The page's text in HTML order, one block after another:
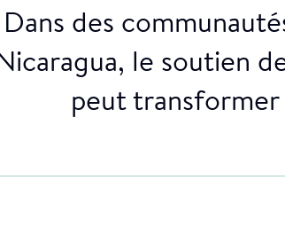
Dans des
le soutien
peut transformer